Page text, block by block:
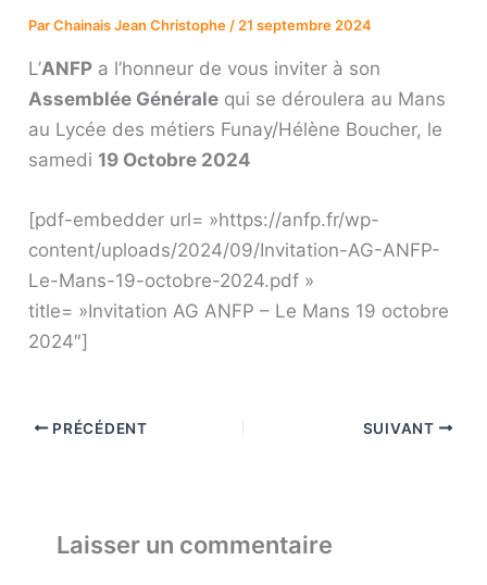
ParChainais Jean Christophe / 21 septembre 2024
L’ANFP a l’honneur de vous inviter à son
Assemblée Générale qui se déroulera au Mans
au Lycée des métiers Funay/Hélène Boucher, le
samedi 19 Octobre 2024
[pdf-embedder url= »https://anfp.fr/wp-
content/uploads/2024/09/Invitation-AG-ANFP-
Le-Mans-19-octobre-2024.pdf »
title= »Invitation AG ANFP – Le Mans 19 octobre
2024″]
PRÉCÉDENT SUIVANT
Laisser un commentaire